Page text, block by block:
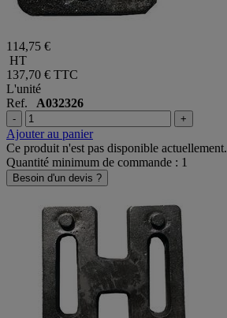
114,75 €
HT
137,70 € TTC
L'unité
Ref. A032326
- +
Ajouter au panier
Ce produit n'est pas disponible actuellement.
Quantité minimum de commande : 1
Besoin d'un devis ?